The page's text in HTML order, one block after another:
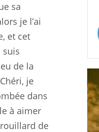
sa
je l’ai
et cet
suis
de la
je
dans
à aimer
de